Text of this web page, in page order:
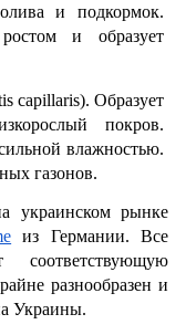
и подкормок.
и образует
capillaris). Образует
покров.
влажностью.
газонов.
украинском рынке
из Германии. Все
разнообразен и
Украины.